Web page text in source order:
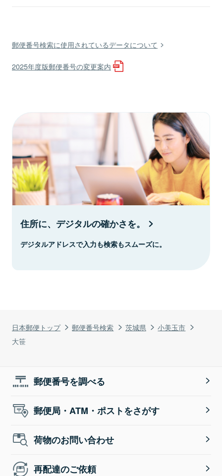
日本郵便トップ 郵便番号検索 茨城県
小美玉市
大笹
郵便番号検索に使用されているデータについて
2025年度版郵便番号の変更案内
住所に、デジタルの確かさを。
デジタルアドレスで入力も検索もスムーズに。
郵便番号を調べる
郵便局・ATM・ポストをさがす
荷物のお問い合わせ
再配達のご依頼